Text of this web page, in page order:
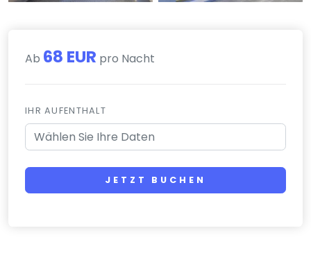
Ab 68 EUR pro Nacht
IHR AUFENTHALT
JETZT BUCHEN